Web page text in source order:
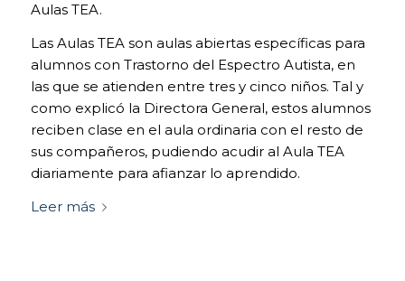
Aulas TEA.
Las Aulas TEA son aulas abiertas específicas para
alumnos con Trastorno del Espectro Autista, en
las que se atienden entre tres y cinco niños. Tal y
como explicó la Directora General, estos alumnos
reciben clase en el aula ordinaria con el resto de
sus compañeros, pudiendo acudir al Aula TEA
diariamente para afianzar lo aprendido.
Leer más